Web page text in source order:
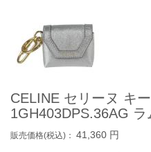
CELINE セリーヌ キ
1GH403DPS.36AG ラ
販売価格(税込)： 41,360 円